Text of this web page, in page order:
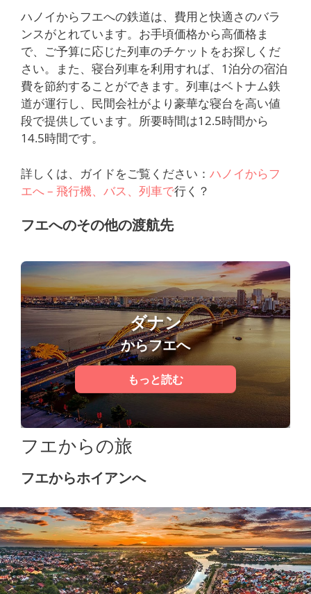
ハノイからフエへの鉄道は、費用と快適さのバラ
ンスがとれています。お手頃価格から高価格ま
で、ご予算に応じた列車のチケットをお探しくだ
さい。また、寝台列車を利用すれば、1泊分の宿泊
費を節約することができます。列車はベトナム鉄
道が運行し、民間会社がより豪華な寝台を高い値
段で提供しています。所要時間は12.5時間から
14.5時間です。
詳しくは、ガイドをご覧ください： ハノイからフ
エへ – 飛行機、バス、列車で行く？
フエへのその他の渡航先
ダナン
からフエへ
もっと読む
フエからの旅
フエからホイアンへ